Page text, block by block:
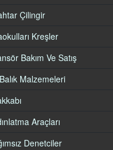
Çilingir
Kreşler
Bakım Ve Satış
Malzemeleri
Araçları
Denetciler